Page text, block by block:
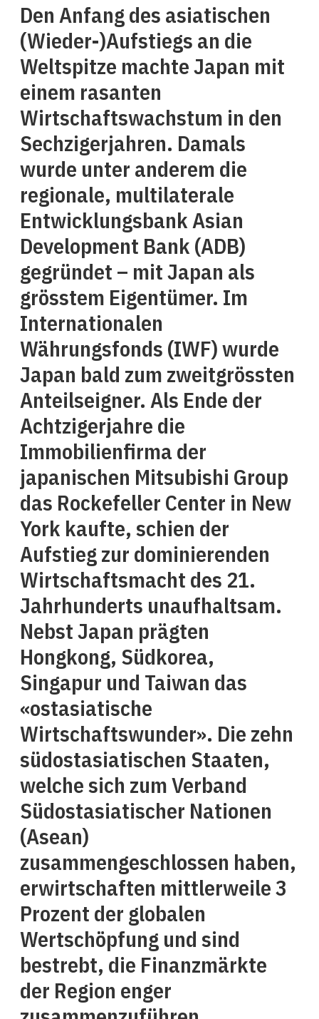
Den Anfang des asiatischen
(Wieder-)Aufstiegs an die
Weltspitze machte Japan mit
einem rasanten
Wirtschaftswachstum in den
Sechzigerjahren. Damals
wurde unter anderem die
regionale, multilaterale
Entwicklungsbank Asian
Development Bank (ADB)
gegründet – mit Japan als
grösstem Eigentümer. Im
Internationalen
Währungsfonds (IWF) wurde
Japan bald zum zweitgrössten
Anteilseigner. Als Ende der
Achtzigerjahre die
Immobilienfirma der
japanischen Mitsubishi Group
das Rockefeller Center in New
York kaufte, schien der
Aufstieg zur dominierenden
Wirtschaftsmacht des 21.
Jahrhunderts unaufhaltsam.
Nebst Japan prägten
Hongkong, Südkorea,
Singapur und Taiwan das
«ostasiatische
Wirtschaftswunder». Die zehn
südostasiatischen Staaten,
welche sich zum Verband
Südostasiatischer Nationen
(Asean)
zusammengeschlossen haben,
erwirtschaften mittlerweile 3
Prozent der globalen
Wertschöpfung und sind
bestrebt, die Finanzmärkte
der Region enger